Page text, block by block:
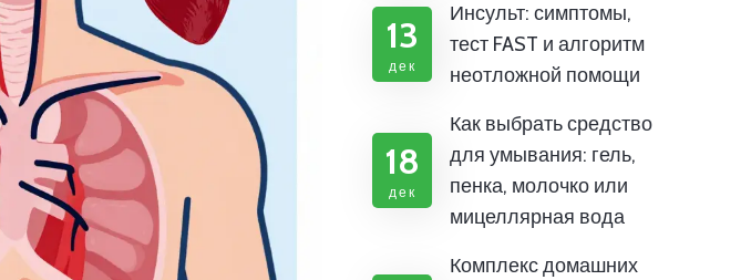
13
дек
Инсульт: симптомы,
тест FAST и алгоритм
неотложной помощи
18
дек
Как выбрать средство
для умывания: гель,
пенка, молочко или
мицеллярная вода
Комплекс домашних